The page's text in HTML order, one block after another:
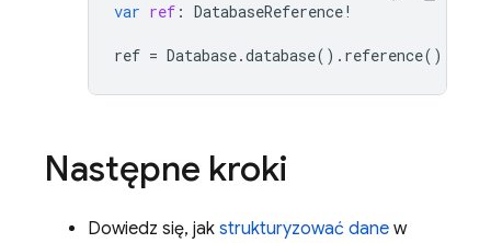
var ref : DatabaseReference!
ref = Database.database(). reference()
Następne kroki
Dowiedz się, jak strukturyzować dane w